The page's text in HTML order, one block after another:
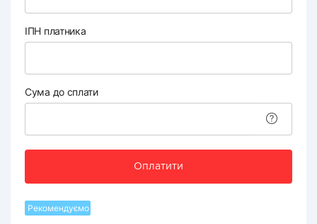
ІПН платника
Сума до сплати
Оплатити
Рекомендуємо